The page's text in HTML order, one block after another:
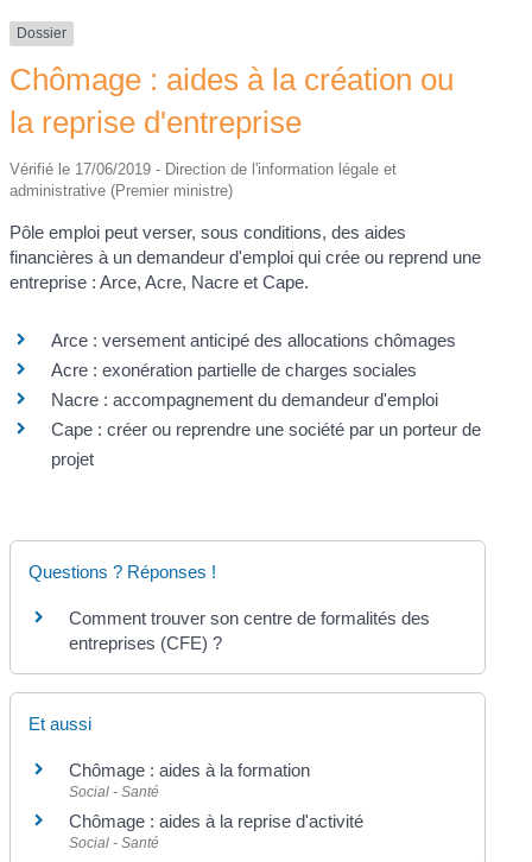
Dossier
Chômage : aides à la création ou
la reprise d'entreprise
Vérifié le 17/06/2019 - Direction de l'information légale et
administrative (Premier ministre)
Pôle emploi peut verser, sous conditions, des aides
financières à un demandeur d'emploi qui crée ou reprend une
entreprise : Arce, Acre, Nacre et Cape.
Arce : versement anticipé des allocations chômages
Acre : exonération partielle de charges sociales
Nacre : accompagnement du demandeur d'emploi
Cape : créer ou reprendre une société par un porteur de
projet
Questions ? Réponses !
Comment trouver son centre de formalités des
entreprises (CFE) ?
Et aussi
Chômage : aides à la formation
Social - Santé
Chômage : aides à la reprise d'activité
Social - Santé